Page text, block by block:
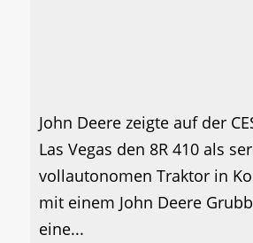
John Deere zeigte auf der
Las Vegas den 8R 410 als
vollautonomen Traktor in
mit einem John Deere
eine...